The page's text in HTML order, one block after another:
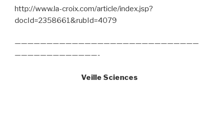
http://www.la-croix.com/article/index.jsp?
docId=2358661&rubId=4079
—————————————————————————————
—————————————-
Veille Sciences